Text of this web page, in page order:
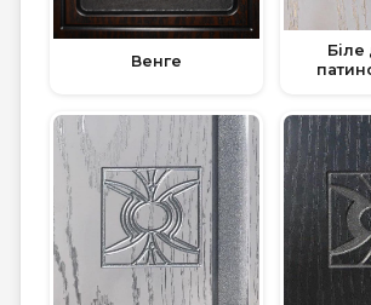
Венге